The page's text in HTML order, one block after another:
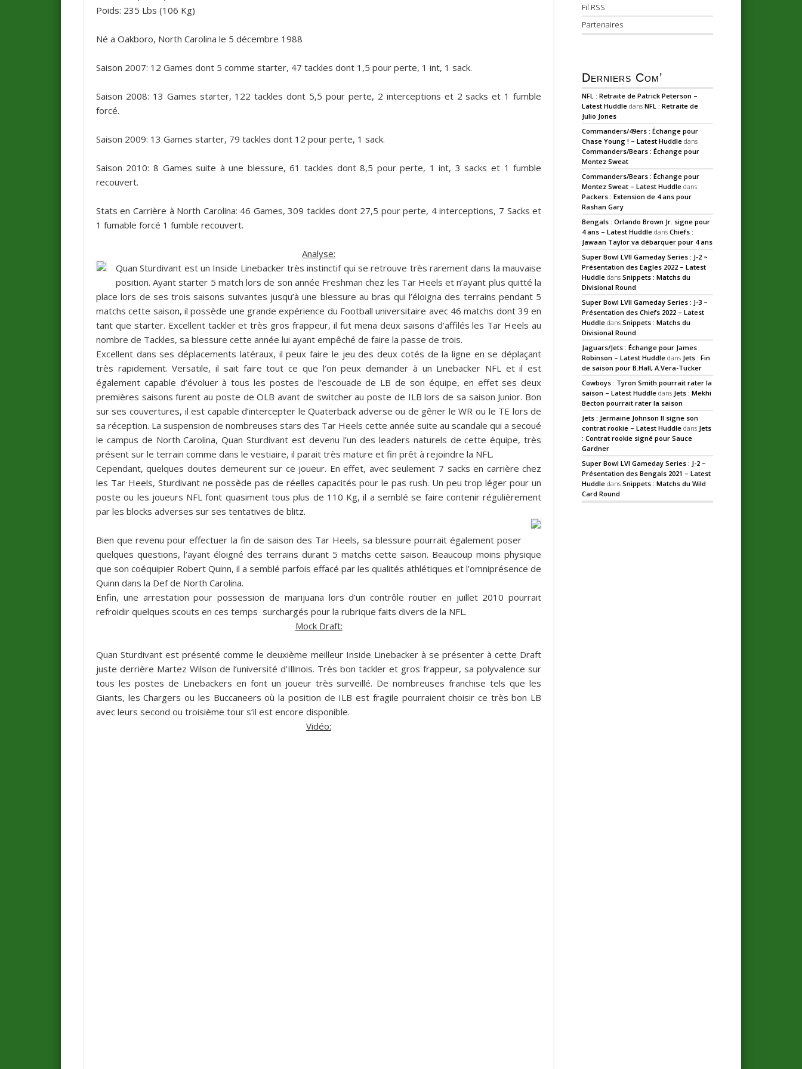
Poids: 235 Lbs (106 Kg)
Né a Oakboro, North Carolina le 5 décembre 1988
Saison 2007: 12 Games dont 5 comme starter, 47 tackles dont 1,5 pour perte, 1 int, 1 sack.
Saison 2008: 13 Games starter, 122 tackles dont 5,5 pour perte, 2 interceptions et 2 sacks et 1 fumble
forcé.
Saison 2009: 13 Games starter, 79 tackles dont 12 pour perte, 1 sack.
Saison 2010: 8 Games suite à une blessure, 61 tackles dont 8,5 pour perte, 1 int, 3 sacks et 1 fumble
recouvert.
Stats en Carrière à North Carolina: 46 Games, 309 tackles dont 27,5 pour perte, 4 interceptions, 7 Sacks et
1 fumable forcé 1 fumble recouvert.
Analyse:
Quan Sturdivant est un Inside Linebacker très instinctif qui se retrouve très rarement dans la mauvaise
position. Ayant starter 5 match lors de son année Freshman chez les Tar Heels et n’ayant plus quitté la
place lors de ses trois saisons suivantes jusqu’à une blessure au bras qui l’éloigna des terrains pendant 5
matchs cette saison, il possède une grande expérience du Football universitaire avec 46 matchs dont 39 en
tant que starter. Excellent tackler et très gros frappeur, il fut mena deux saisons d’affilés les Tar Heels au
nombre de Tackles, sa blessure cette année lui ayant empêché de faire la passe de trois.
Excellent dans ses déplacements latéraux, il peux faire le jeu des deux cotés de la ligne en se déplaçant
très rapidement. Versatile, il sait faire tout ce que l’on peux demander à un Linebacker NFL et il est
également capable d’évoluer à tous les postes de l’escouade de LB de son équipe, en effet ses deux
premières saisons furent au poste de OLB avant de switcher au poste de ILB lors de sa saison Junior. Bon
sur ses couvertures, il est capable d’intercepter le Quaterback adverse ou de gêner le WR ou le TE lors de
sa réception. La suspension de nombreuses stars des Tar Heels cette année suite au scandale qui a secoué
le campus de North Carolina, Quan Sturdivant est devenu l’un des leaders naturels de cette équipe, très
présent sur le terrain comme dans le vestiaire, il parait très mature et fin prêt à rejoindre la NFL.
Cependant, quelques doutes demeurent sur ce joueur. En effet, avec seulement 7 sacks en carrière chez
les Tar Heels, Sturdivant ne possède pas de réelles capacités pour le pas rush. Un peu trop léger pour un
poste ou les joueurs NFL font quasiment tous plus de 110 Kg, il a semblé se faire contenir régulièrement
par les blocks adverses sur ses tentatives de blitz.
Bien que revenu pour effectuer la fin de saison des Tar Heels, sa blessure pourrait également poser
quelques questions, l’ayant éloigné des terrains durant 5 matchs cette saison. Beaucoup moins physique
que son coéquipier Robert Quinn, il a semblé parfois effacé par les qualités athlétiques et l’omniprésence de
Quinn dans la Def de North Carolina.
Enfin, une arrestation pour possession de marijuana lors d’un contrôle routier en juillet 2010 pourrait
refroidir quelques scouts en ces temps surchargés pour la rubrique faits divers de la NFL.
Mock Draft:
Quan Sturdivant est présenté comme le deuxième meilleur Inside Linebacker à se présenter à cette Draft
juste derrière Martez Wilson de l’université d’Illinois. Très bon tackler et gros frappeur, sa polyvalence sur
tous les postes de Linebackers en font un joueur très surveillé. De nombreuses franchise tels que les
Giants, lesChargers ou les Buccaneers où la position de ILB est fragile pourraient choisir ce très bon LB
avec leurs second ou troisième tour s’il est encore disponible.
Vidéo:
Fil RSS
Partenaires
Derniers Com’
NFL : Retraite de Patrick Peterson –
Latest Huddle dansNFL : Retraite de
Julio Jones
Commanders/49ers : Échange pour
Chase Young ! – Latest Huddle dans
Commanders/Bears : Échange pour
Montez Sweat
Commanders/Bears : Échange pour
Montez Sweat – Latest Huddle dans
Packers : Extension de 4 ans pour
Rashan Gary
Bengals : Orlando Brown Jr. signe pour
4 ans – Latest Huddle dansChiefs :
Jawaan Taylor va débarquer pour 4 ans
Super Bowl LVII Gameday Series : J-2 ~
Présentation des Eagles 2022 – Latest
Huddle dansSnippets : Matchs du
Divisional Round
Super Bowl LVII Gameday Series : J-3 ~
Présentation des Chiefs 2022 – Latest
Huddle dansSnippets : Matchs du
Divisional Round
Jaguars/Jets : Échange pour James
Robinson – Latest Huddle dans Jets : Fin
de saison pour B.Hall, A.Vera-Tucker
Cowboys : Tyron Smith pourrait rater la
saison – Latest Huddle dans Jets : Mekhi
Becton pourrait rater la saison
Jets : Jermaine Johnson II signe son
contrat rookie – Latest Huddle dans Jets
: Contrat rookie signé pour Sauce
Gardner
Super Bowl LVI Gameday Series : J-2 ~
Présentation des Bengals 2021 – Latest
Huddle dansSnippets : Matchs du Wild
Card Round